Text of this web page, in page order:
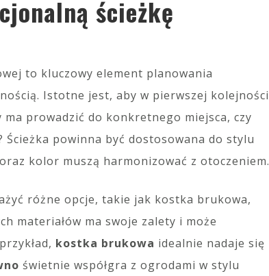
ścieżkę
to kluczowy element planowania
Istotne jest, aby w pierwszej kolejności
prowadzić do konkretnego miejsca, czy
powinna być dostosowana do stylu
kolor muszą harmonizować z otoczeniem.
różne opcje, takie jak kostka brukowa,
materiałów ma swoje zalety i może
kostka brukowa idealnie nadaje się
świetnie współgra z ogrodami w stylu